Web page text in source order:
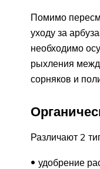
Помимо
уходу за
необходимо
рыхления
сорняков и
Различают 2
удобрение